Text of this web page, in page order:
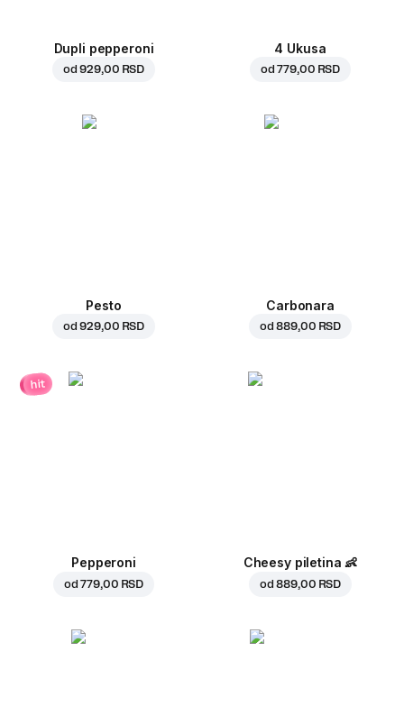
Dupli pepperoni
od929,00 RSD
4 Ukusa
od779,00 RSD
Pesto
od929,00 RSD
Carbonara
od889,00 RSD
hit
Pepperoni
od779,00 RSD
Cheesy piletina 👶
od889,00 RSD